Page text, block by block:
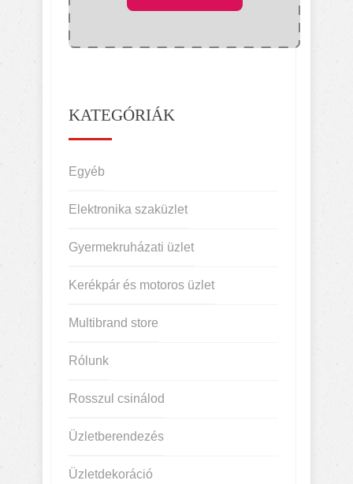
KATEGÓRIÁK
Egyéb
Elektronika szaküzlet
Gyermekruházati üzlet
Kerékpár és motoros üzlet
Multibrand store
Rólunk
Rosszul csinálod
Üzletberendezés
Üzletdekoráció